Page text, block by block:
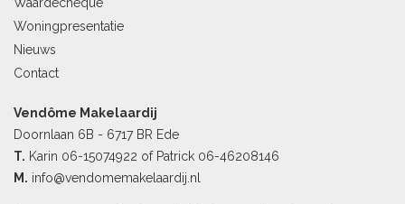
Woningpresentatie
Nieuws
Contact
Vendôme Makelaardij
Doornlaan 6B - 6717 BR Ede
T. Karin 06-15074922 of Patrick 06-46208146
M. info@vendomemakelaardij.nl